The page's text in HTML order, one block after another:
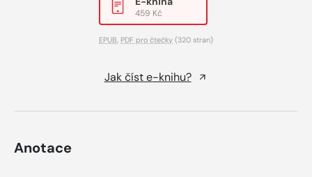
459 Kč
EPUB PDF pro čtečky (320 stran)
Jak číst e-knihu?
Anotace